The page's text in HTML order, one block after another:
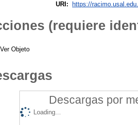
URI:
https://
(requiere
Ver Objeto
Descargas por
Loading...